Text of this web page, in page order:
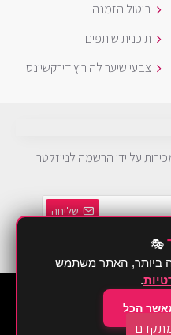
ביטול הזמנה
תוכנית שותפים
צבעי שיער לה ריץ דירקשיינס
על ידי הרשמה לניוזלטר
שליחה
🎭
ביותר, האתר משתמש
.
הכל
מתקדם